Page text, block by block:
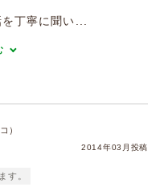
丁寧に聞い...
）
2014年03月投稿
す。